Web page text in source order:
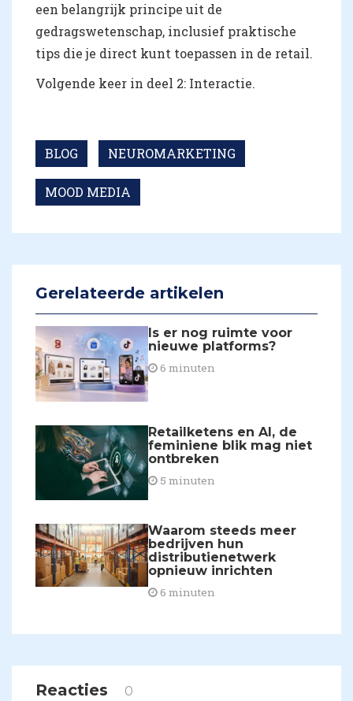
een belangrijk principe uit de
gedragswetenschap, inclusief praktische
tips die je direct kunt toepassen in de retail.
Volgende keer in deel 2: Interactie.
BLOG NEUROMARKETING
MOOD MEDIA
Gerelateerde artikelen
Is er nog ruimte voor
nieuwe platforms?
6 minuten
Retailketens en AI, de
feminiene blik mag niet
ontbreken
5 minuten
Waarom steeds meer
bedrijven hun
distributienetwerk
opnieuw inrichten
6 minuten
Reacties 0